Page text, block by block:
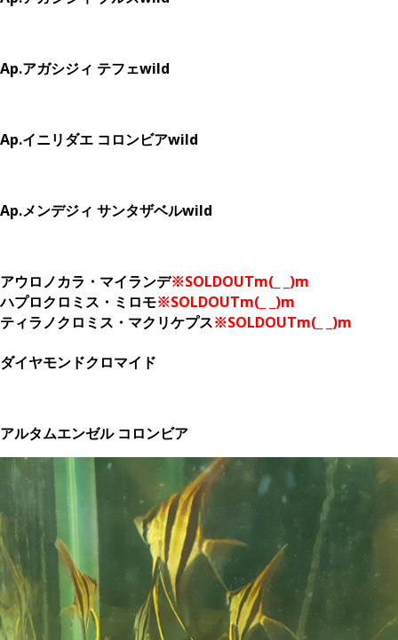
Ap.アガシジィ テフェwild
Ap.イニリダエ コロンビアwild
Ap.メンデジィ サンタザベルwild
アウロノカラ・マイランデ※SOLDOUTm(_ _)m
ハプロクロミス・ミロモ※SOLDOUTm(_ _)m
ティラノクロミス・マクリケプス※SOLDOUTm(_ _)m
ダイヤモンドクロマイド
アルタムエンゼル コロンビア